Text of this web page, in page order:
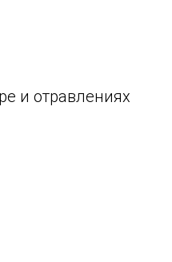
и отравлениях